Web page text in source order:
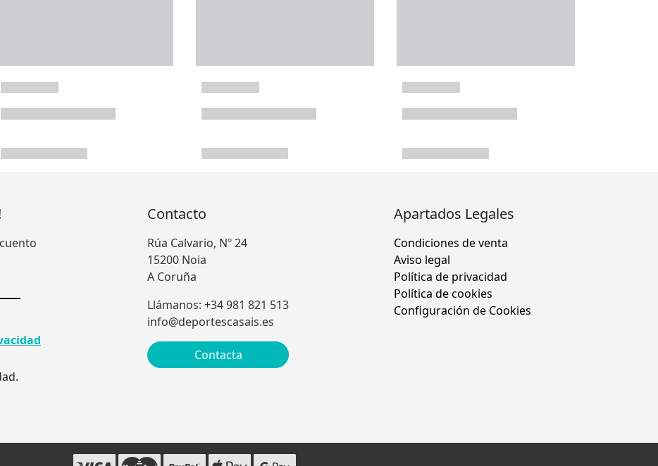
Contacto
Rúa Calvario, Nº 24
15200 Noia
A Coruña
Llámanos: +34 981 821 513
info@deportescasais.es
Contacta
Apartados Legales
Condiciones de venta
Aviso legal
Política de privacidad
Política de cookies
Configuración de Cookies